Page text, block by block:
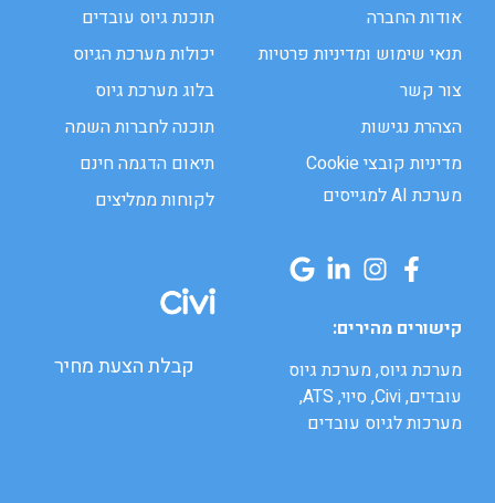
אודות החברה
תנאי שימוש ומדיניות פרטיות
צור קשר
הצהרת נגישות
מדיניות קובצי Cookie
מערכת AI למגייסים
תוכנת גיוס עובדים
יכולות מערכת הגיוס
בלוג מערכת גיוס
תוכנה לחברות השמה
תיאום הדגמה חינם
לקוחות ממליצים
קישורים מהירים:
מערכת גיוס, מערכת גיוס
עובדים, Civi, סיוי, ATS,
מערכות לגיוס עובדים
קבלת הצעת מחיר